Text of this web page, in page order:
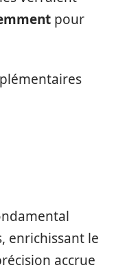
pour
enrichissant le
accrue